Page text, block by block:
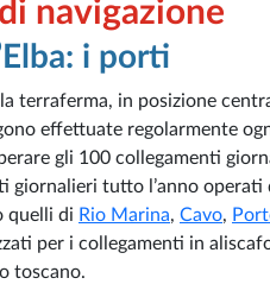
navigazione
i porti
terraferma, in posizione
effettuate regolarmente
gli 100 collegamenti
giornalieri tutto l’anno operati
quelli di Rio Marina, Cavo,
per i collegamenti in
toscano.